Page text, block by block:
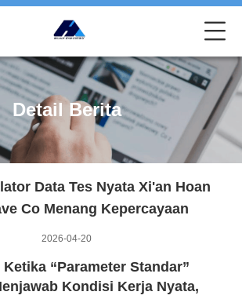
Detail Berita
Data Tes Nyata Xi'an Hoan
Co Menang Kepercayaan
2026-04-20
“Parameter Standar”
Kondisi Kerja Nyata,